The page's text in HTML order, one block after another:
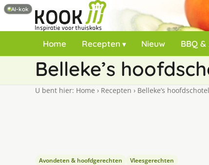
Home Recepten Nieuw BBQ
Belleke’s
U bent hier: Home › Recepten › Belleke’s
Avondeten & hoofdgerechten Vleesgerechten
AI-kok